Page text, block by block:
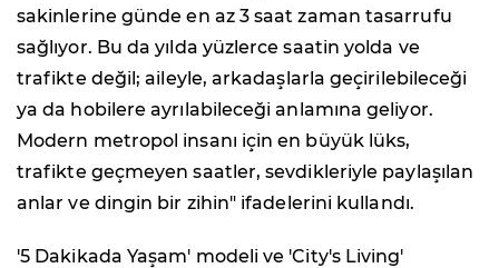
sakinlerine günde en az 3 saat zaman tasarrufu
sağlıyor. Bu da yılda yüzlerce saatin yolda ve
trafikte değil; aileyle, arkadaşlarla geçirilebileceği
ya da hobilere ayrılabileceği anlamına geliyor.
Modern metropol insanı için en büyük lüks,
trafikte geçmeyen saatler, sevdikleriyle paylaşılan
anlar ve dingin bir zihin" ifadelerini kullandı.
'5 Dakikada Yaşam' modeli ve 'City's Living'